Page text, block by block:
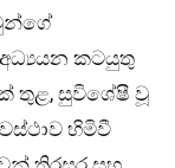
කටයුතු
තුළ, සුවිශේෂී වූ
හිමිවී